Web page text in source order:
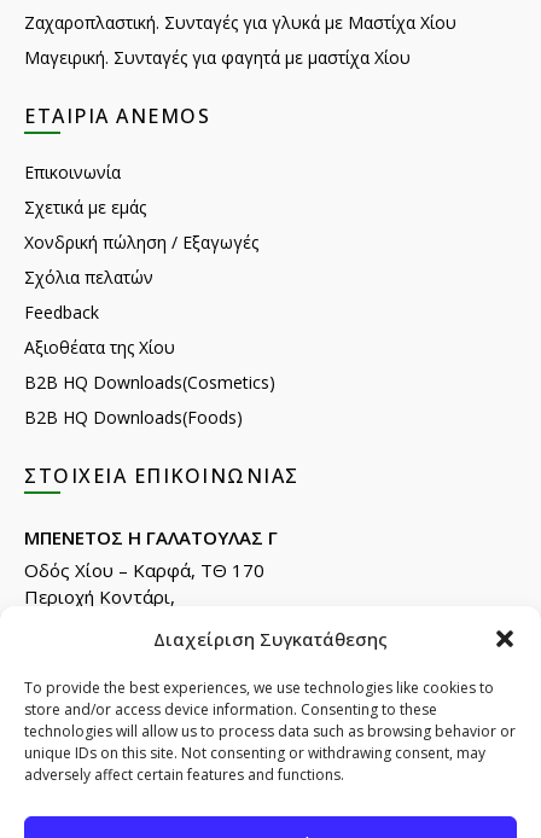
Διαχείριση Συγκατάθεσης
To provide the best experiences, we use technologies like cookies to
store and/or access device information. Consenting to these
technologies will allow us to process data such as browsing behavior or
unique IDs on this site. Not consenting or withdrawing consent, may
adversely affect certain features and functions.
Ζαχαροπλαστική. Συνταγές για γλυκά με Μαστίχα Χίου
Μαγειρική. Συνταγές για φαγητά με μαστίχα Χίου
ΕΤΑΙΡΊΑ ANEMOS
Επικοινωνία
Σχετικά με εμάς
Χονδρική πώληση / Εξαγωγές
Σχόλια πελατών
Feedback
Αξιοθέατα της Χίου
B2B HQ Downloads(Cosmetics)
B2B HQ Downloads(Foods)
ΣΤΟΙΧΕΊΑ ΕΠΙΚΟΙΝΩΝΊΑΣ
ΜΠΕΝΕΤΟΣ Η ΓΑΛΑΤΟΥΛΑΣ Γ
Οδός Χίου – Καρφά, ΤΘ 170
Περιοχή Κοντάρι,
Τηλ: +30 22710 22666
Email: info@e-anemos.gr
facebook.com/mastic.gr
instagram.com/anemosmastic
Εγγραφή στα newsletters